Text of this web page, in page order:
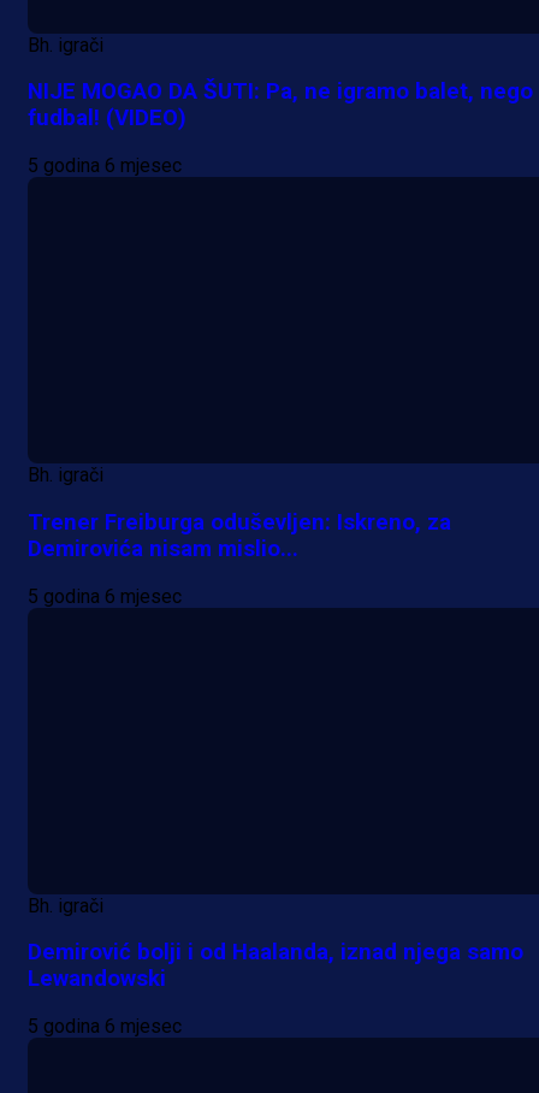
Bh. igrači
NIJE MOGAO DA ŠUTI: Pa, ne igramo balet, nego
fudbal! (VIDEO)
5 godina 6 mjesec
Bh. igrači
Trener Freiburga oduševljen: Iskreno, za
Demirovića nisam mislio...
5 godina 6 mjesec
Bh. igrači
Demirović bolji i od Haalanda, iznad njega samo
Lewandowski
5 godina 6 mjesec